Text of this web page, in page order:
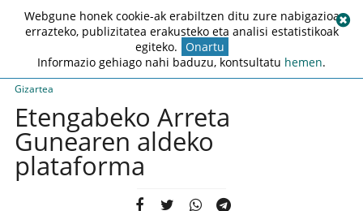
Gizartea
Etengabeko Arreta
Gunearen aldeko
plataforma
Webgune honek cookie-ak erabiltzen ditu zure nabigazioa
errazteko, publizitatea erakusteko eta analisi estatistikoak
egiteko. Onartu
Informazio gehiago nahi baduzu, kontsultatu hemen.